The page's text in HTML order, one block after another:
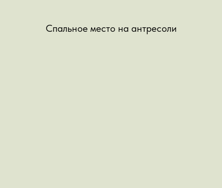
Спальное место на антресоли